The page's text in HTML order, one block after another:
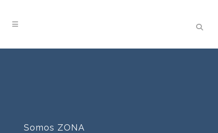
Somos ZONA